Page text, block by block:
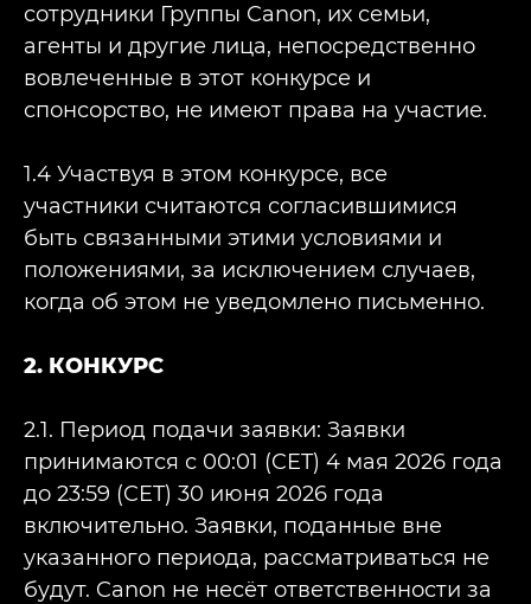
сотрудники Группы Canon, их семьи,
агенты и другие лица, непосредственно
вовлеченные в этот конкурсе и
спонсорство, не имеют права на участие.
1.4 Участвуя в этом конкурсе, все
участники считаются согласившимися
быть связанными этими условиями и
положениями, за исключением случаев,
когда об этом не уведомлено письменно.
2. КОНКУРС
2.1. Период подачи заявки: Заявки
принимаются с 00:01 (CET) 4 мая 2026 года
до 23:59 (CET) 30 июня 2026 года
включительно. Заявки, поданные вне
указанного периода, рассматриваться не
будут. Canon не несёт ответственности за